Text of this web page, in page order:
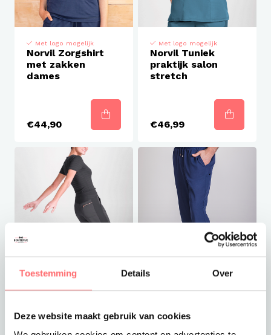
Toestemming Details Over
Deze website maakt gebruik van cookies
Met logo mogelijk
Norvil Zorgshirt
met zakken
dames
€44,90
Met logo mogelijk
Norvil Tuniek
praktijk salon
stretch
€46,99
Norvil Broek
dames
Norvil Unisex
praktijk